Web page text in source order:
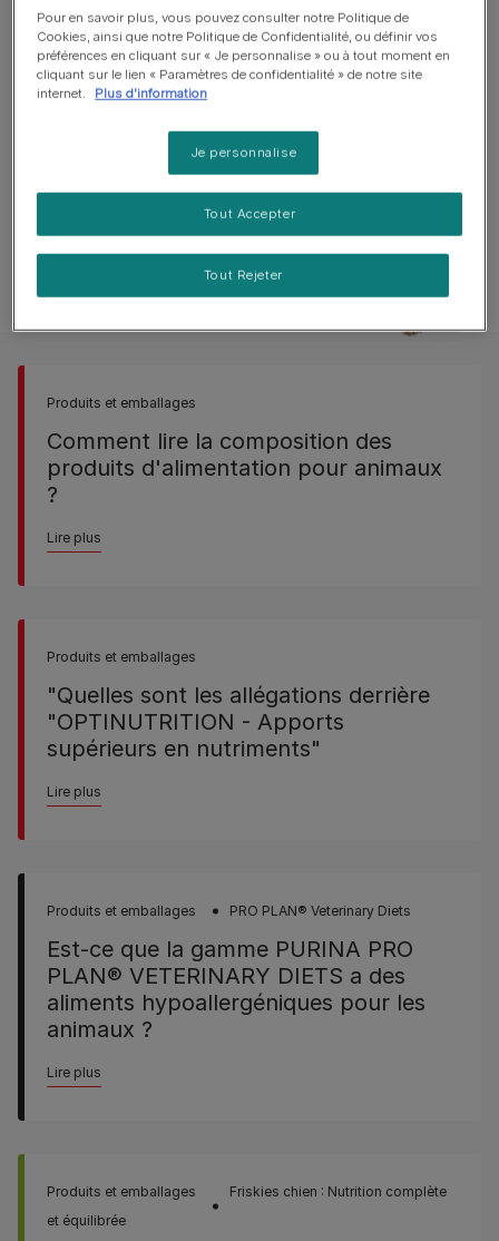
scientifiquement prouvé que Purina ®DentaLife®réduit la
formation du tartre à la surface des dents chez les
chiens.
Autres questions
Produits et emballages
Comment lire la composition des
produits d'alimentation pour animaux
?
Lire plus
Produits et emballages
"Quelles sont les allégations derrière
"OPTINUTRITION - Apports
supérieurs en nutriments"
Lire plus
Produits et emballages PRO PLAN® Veterinary Diets
Est-ce que la gamme PURINA PRO
PLAN® VETERINARY DIETS a des
aliments hypoallergéniques pour les
animaux ?
Lire plus
Produits et emballages
Friskies chien : Nutrition complète
et équilibrée
Pour en savoir plus, vous pouvez consulter notre Politique de
Cookies, ainsi que notre Politique de Confidentialité, ou définir vos
préférences en cliquant sur « Je personnalise » ou à tout moment en
cliquant sur le lien « Paramètres de confidentialité » de notre site
internet.
Plus d'information
Je personnalise
Tout Rejeter
Tout Accepter